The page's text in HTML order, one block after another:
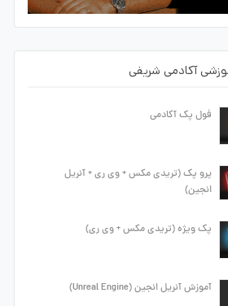
آکادمی شریفی
فول پک آکادمی
پرو پک (تریدی مکس + وی ری + آنریل
انجین)
پک ویژه (تریدی مکس + وی ری)
آموزش آنریل انجین (Unreal Engine)